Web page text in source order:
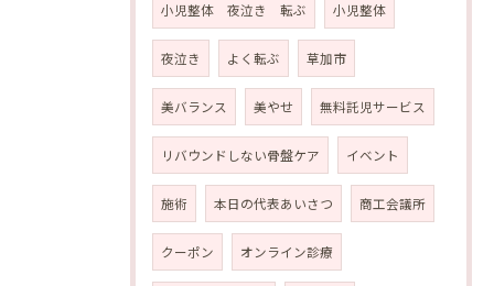
小児整体 夜泣き 転ぶ 小児整体
夜泣き よく転ぶ 草加市
美バランス 美やせ 無料託児サービス
リバウンドしない骨盤ケア イベント
施術 本日の代表あいさつ 商工会議所
クーポン オンライン診療